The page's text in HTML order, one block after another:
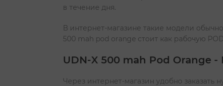
в течение дня.
В интернет-магазине такие модели
500 mah pod orange стоит как рабочую
UDN-X 500 mah Pod Orange
Через интернет-магазин удобно